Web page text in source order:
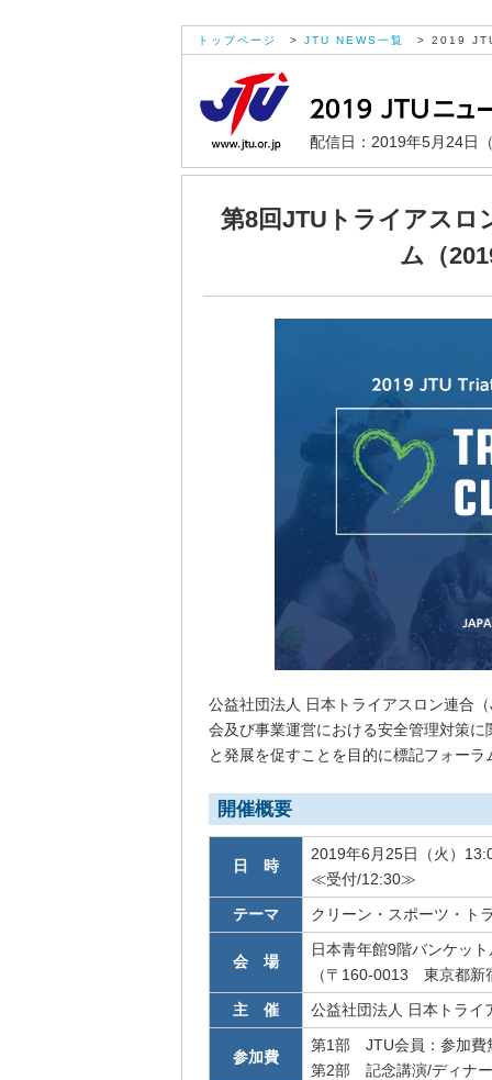
トップページ > JTU NEWS一覧 > 2019
配信日：2019年5月24日
第8回JTUトライアスロ
ム（
公益社団法人 日本トライアスロン連合
会及び事業運営における安全管理対策
と発展を促すことを目的に標記フォー
開催概要
日 時
2019年6月25日（火）
≪受付/12:30≫
テーマ
クリーン・スポーツ・ト
会 場
日本青年館9階バンケッ
（〒160-0013 東京都新
主 催
公益社団法人 日本トライ
参加費
第1部 JTU会員：参加費
第2部 記念講演/ディナ